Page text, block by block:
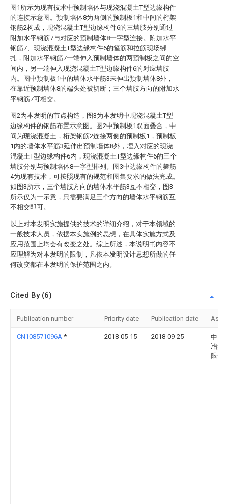
图1所示为现有技术中预制墙体与现浇混凝土T型边缘构件
的连接示意图。预制墙体8为两侧的预制板1和中间的桁架
钢筋2构成，现浇混凝土T型边缘构件6的三墙肢分别通过
附加水平钢筋7与对应的预制墙体8一字型连接。附加水平
钢筋7、现浇混凝土T型边缘构件6的箍筋和拉筋现场绑
扎，附加水平钢筋7一端伸入预制墙体的两预制板之间的空
间内，另一端伸入现浇混凝土T型边缘构件6的对应墙肢
内。图中预制板1中的墙体水平筋3未伸出预制墙体8外，
在靠近预制墙体8的端头处被切断；三个墙肢方向的附加水
平钢筋7可相交。
图2为本发明的节点构造，图3为本发明中现浇混凝土T型
边缘构件的钢筋布置示意图。图2中预制板1双面叠合，中
间为现浇混凝土，桁架钢筋2连接两侧的预制板1，预制板
1内的墙体水平筋3延伸出预制墙体8外，埋入对应的现浇
混凝土T型边缘构件6内，现浇混凝土T型边缘构件6的三个
墙肢分别与预制墙体8一字型排列。图3中边缘构件的箍筋
4为现有技术，可按照现有的规范和图集要求的做法完成。
如图3所示，三个墙肢方向的墙体水平筋3互不相交，图3
所示仅为一示意，只需要满足三个方向的墙体水平钢筋互
不相交即可。
以上对本发明实施提供的技术的详细介绍，对于本领域的
一般技术人员，依据本实施例的思想，在具体实施方式及
应用范围上均会有改变之处。综上所述，本说明书内容不
应理解为对本发明的限制，凡依本发明设计思想所做的任
何改变都在本发明的保护范围之内。
Cited By (6)
Publication number Priority date Publication date
CN108571096A * 2018-05-15 2018-09-25
中国
冶集
限公